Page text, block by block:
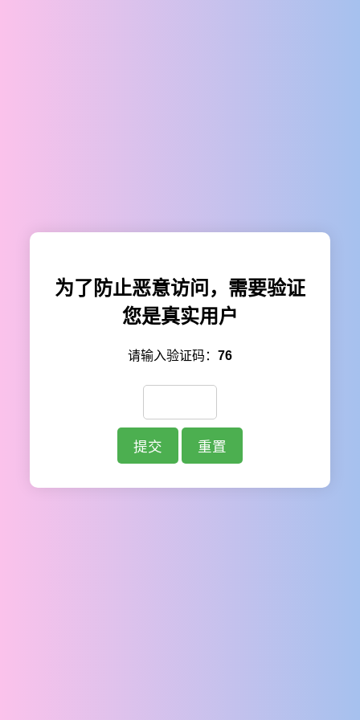
为了防止恶意访问，需要验证
您是真实用户
请输入验证码： 76
提交 重置